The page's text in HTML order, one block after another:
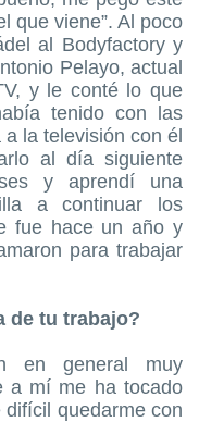
que viene”. Al poco
al Bodyfactory y
Pelayo, actual
y le conté lo que
tenido con las
la televisión con él
al día siguiente
y aprendí una
a continuar los
fue hace un año y
para trabajar
de tu trabajo?
en general muy
a mí me ha tocado
quedarme con